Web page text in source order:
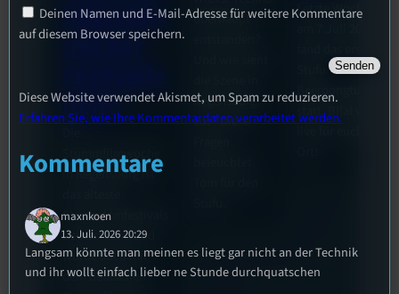
Interview
mit der
iterin
Stummfilmwoche
in Regensburg ist
Stummfilmfestivals
Deutschland und
wurde auch mit
dem deutschen
überhaupt
Regensburg
aus? Diese
Letzte Woche
Beerpongturnier
statt. Bilal war
Deinen Namen und E-Mail-Adresse für weitere Kommentare
auf diesem Browser speichern.
Diese Website verwendet Akismet, um Spam zu reduzieren.
Erfahren Sie, wie Ihre Kommentardaten verarbeitet werden.
Kommentare
maxnkoen
13. Juli. 2026 20:29
Langsam könnte man meinen es liegt gar nicht an der Technik
und ihr wollt einfach lieber ne Stunde durchquatschen